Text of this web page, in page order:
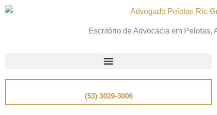
Escritório de Advocacia em Pelotas,
(53) 3029-3006